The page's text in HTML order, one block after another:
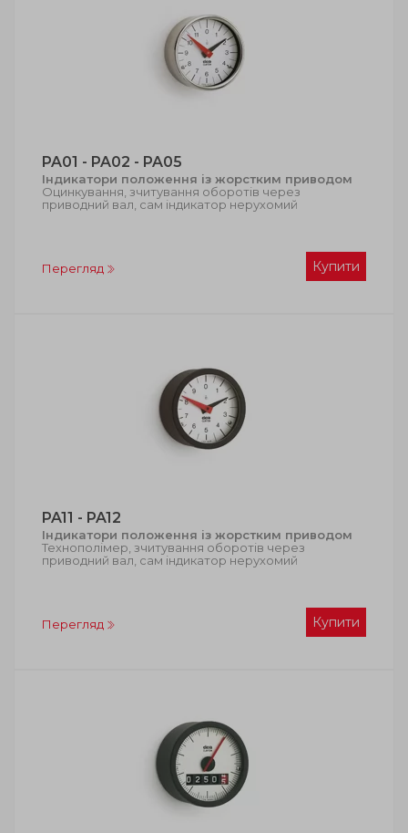
PA01 - PA02 - PA05
Індикатори положення із жорстким приводом
Оцинкування, зчитування оборотів через
приводний вал, сам індикатор нерухомий
Перегляд Купити
PA11 - PA12
Індикатори положення із жорстким приводом
Технополімер, зчитування оборотів через
приводний вал, сам індикатор нерухомий
Перегляд Купити